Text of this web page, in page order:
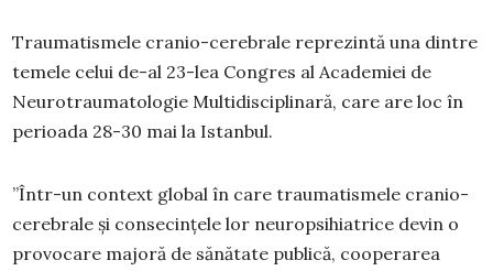
Traumatismele cranio-cerebrale reprezintă una dintre
temele celui de-al 23-lea Congres al Academiei de
Neurotraumatologie Multidisciplinară, care are loc în
perioada 28-30 mai la Istanbul.
”Într-un context global în care traumatismele cranio-
cerebrale și consecințele lor neuropsihiatrice devin o
provocare majoră de sănătate publică, cooperarea